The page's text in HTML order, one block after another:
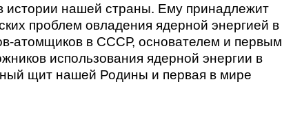
истории нашей страны. Ему принадлежит
проблем овладения ядерной энергией в
атомщиков в СССР, основателем и первым
использования ядерной энергии в
щит нашей Родины и первая в мире